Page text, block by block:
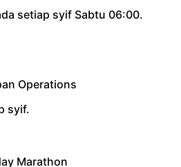
setiap syif Sabtu 06:00.
Operations
syif.
Marathon